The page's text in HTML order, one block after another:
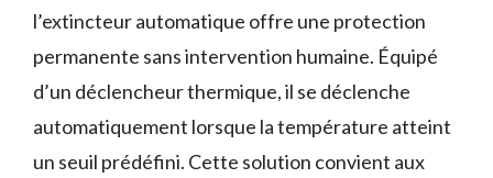
l’extincteur automatique offre une protection
permanente sans intervention humaine. Équipé
d’un déclencheur thermique, il se déclenche
automatiquement lorsque la température atteint
un seuil prédéfini. Cette solution convient aux